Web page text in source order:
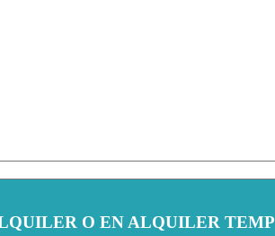
O EN ALQUILER TEMP